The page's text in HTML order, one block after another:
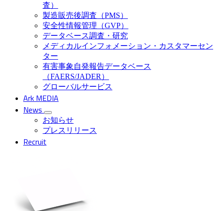
査）
製造販売後調査（PMS）
安全性情報管理（GVP）
データベース調査・研究
メディカルインフォメーション・カスタマーセン
ター
有害事象自発報告データベース
（FAERS/JADER）
グローバルサービス
Ark MEDIA
News
お知らせ
プレスリリース
Recruit